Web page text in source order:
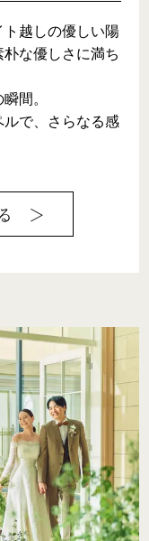
越しの優しい陽
な優しさに満ち
間。
で、さらなる感
＞